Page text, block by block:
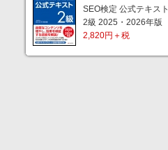
SEO検定 公式テキスト
2級 2025・2026年版
2,820円＋税